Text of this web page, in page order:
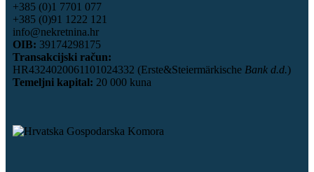
+385 (0)1 7701 077
+385 (0)91 1222 121
info@nekretnina.hr
OIB: 39174298175
Transakcijski račun:
HR4324020061101024332 (Erste&Steiermärkische Bank d.d.)
Temeljni kapital: 20 000 kuna